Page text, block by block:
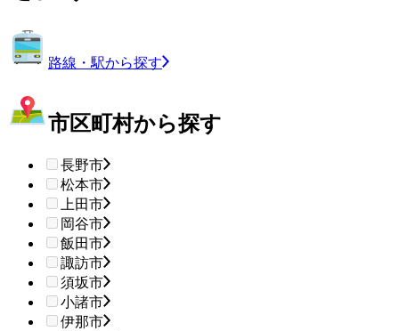
路線・駅から探す
市区町村から探す
長野市
松本市
上田市
岡谷市
飯田市
諏訪市
須坂市
小諸市
伊那市